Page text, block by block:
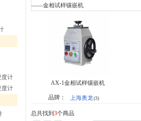
——金相试样镶嵌机
AX-1金相试样镶嵌机
品牌： 上海奥龙(3)
总共找到 3个商品
度计
度计